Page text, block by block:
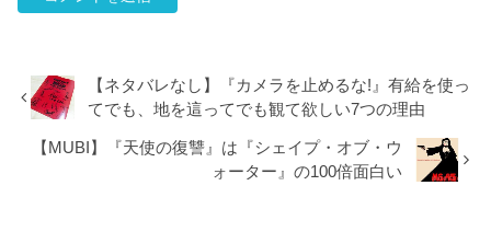
【ネタバレなし】『カメラを止めるな!』有給を使っ
てでも、地を這ってでも観て欲しい7つの理由
【MUBI】『天使の復讐』は『シェイプ・オブ・ウ
ォーター』の100倍面白い